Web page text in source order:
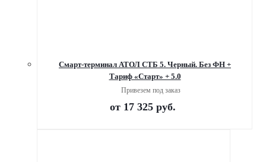
Смарт-терминал АТОЛ СТБ 5. Черный. Без ФН +
Тариф «Старт» + 5.0
Привезем под заказ
от 17 325 руб.